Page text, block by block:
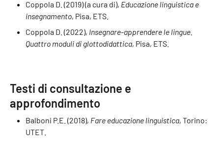
Coppola D. (2019) (a cura di), Educazione linguistica e
insegnamento, Pisa, ETS.
Coppola D. (2022), Insegnare-apprendere le lingue.
Quattro moduli di glottodidattica, Pisa, ETS.
Testi di consultazione e
approfondimento
Balboni P.E. (2018), Fare educazione linguistica, Torino:
UTET.